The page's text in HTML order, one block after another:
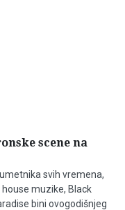
scene na
svih vremena,
muzike, Black
bini ovogodišnjeg